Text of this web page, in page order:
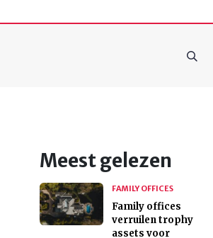
Meest gelezen
FAMILY OFFICES
Family offices
verruilen trophy
assets voor